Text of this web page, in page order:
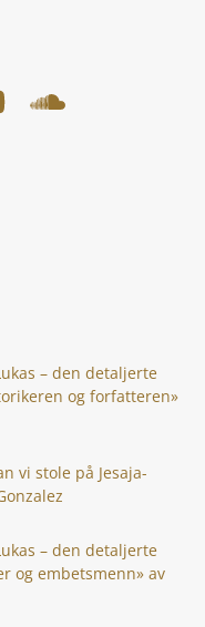
– den detaljerte
og forfatteren»
vi stole på Jesaja-
– den detaljerte
og embetsmenn» av